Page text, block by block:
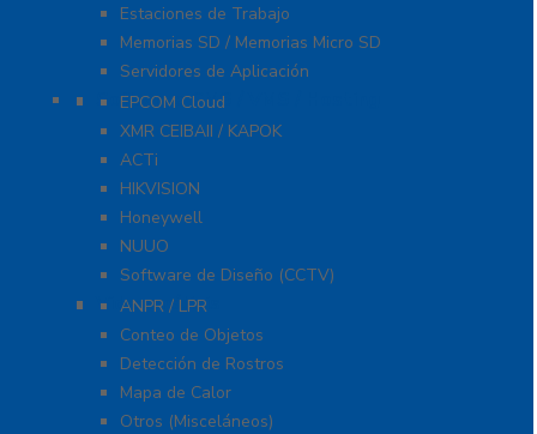
Estaciones de Trabajo
Memorias SD / Memorias Micro SD
Servidores de Aplicación
Software CMS / VMS / Hosting
EPCOM Cloud
XMR CEIBAII / KAPOK
ACTi
HIKVISION
Honeywell
NUUO
Software de Diseño (CCTV)
Videoanálisis
ANPR / LPR
Conteo de Objetos
Detección de Rostros
Mapa de Calor
Otros (Misceláneos)